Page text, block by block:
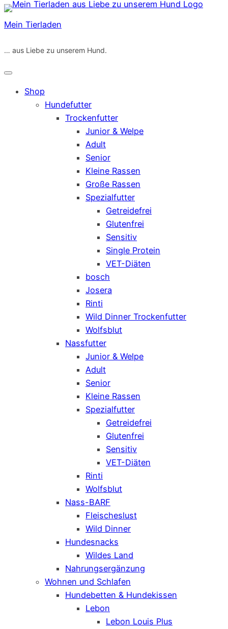
Zum
Inhalt
Mein Tierladen
… aus Liebe zu unserem Hund.
Shop
Hundefutter
Trockenfutter
Junior & Welpe
Adult
Senior
Kleine Rassen
Große Rassen
Spezialfutter
Getreidefrei
Glutenfrei
Sensitiv
Single Protein
VET-Diäten
bosch
Josera
Rinti
Wild Dinner Trockenfutter
Wolfsblut
Nassfutter
Junior & Welpe
Adult
Senior
Kleine Rassen
Spezialfutter
Getreidefrei
Glutenfrei
Sensitiv
VET-Diäten
Rinti
Wolfsblut
Nass-BARF
Fleischeslust
Wild Dinner
Hundesnacks
Wildes Land
Nahrungsergänzung
Wohnen und Schlafen
Hundebetten & Hundekissen
Lebon
Lebon Louis Plus